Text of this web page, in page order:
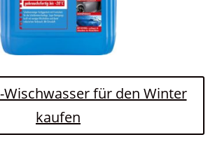
Wischwasser für den Winter
kaufen